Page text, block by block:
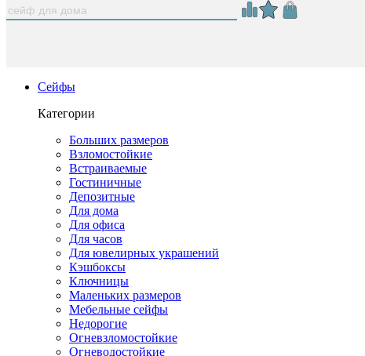
Сейфы
Категории
Больших размеров
Взломостойкие
Встраиваемые
Гостиничные
Депозитные
Для дома
Для офиса
Для часов
Для ювелирных украшений
Кэшбоксы
Ключницы
Маленьких размеров
Мебельные сейфы
Недорогие
Огневзломостойкие
Огневодостойкие